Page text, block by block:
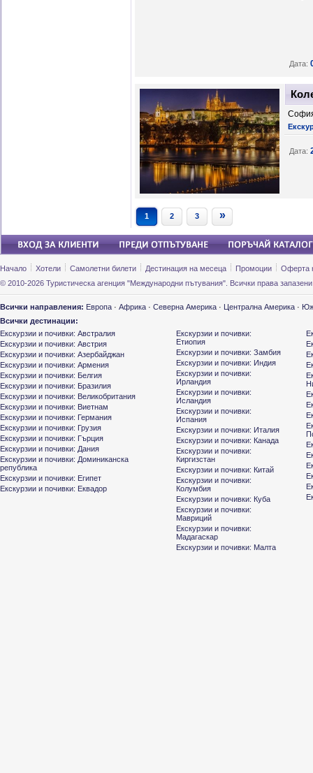
Дата:
Дата:
1 2 3 »
Начало Хотели Самолетни билети Дестинация на месеца Промоции
Оферта
© 2010-2026 Туристическа агенция "Международни пътувания". Всички права
Всички направления: Европа · Африка · Северна Америка · Централна Америка ·
Всички дестинации:
Екскурзии и почивки: Австралия
Екскурзии и почивки: Австрия
Екскурзии и почивки: Азербайджан
Екскурзии и почивки: Армения
Екскурзии и почивки: Белгия
Екскурзии и почивки: Бразилия
Екскурзии и почивки: Великобритания
Екскурзии и почивки: Виетнам
Екскурзии и почивки: Германия
Екскурзии и почивки: Грузия
Екскурзии и почивки: Гърция
Екскурзии и почивки: Дания
Екскурзии и почивки: Доминиканска
република
Екскурзии и почивки: Египет
Екскурзии и почивки: Еквадор
Екскурзии и почивки:
Етиопия
Екскурзии и почивки: Замбия
Екскурзии и почивки: Индия
Екскурзии и почивки:
Ирландия
Екскурзии и почивки:
Исландия
Екскурзии и почивки:
Испания
Екскурзии и почивки: Италия
Екскурзии и почивки: Канада
Екскурзии и почивки:
Киргизстан
Екскурзии и почивки: Китай
Екскурзии и почивки:
Колумбия
Екскурзии и почивки: Куба
Екскурзии и почивки:
Мавриций
Екскурзии и почивки:
Мадагаскар
Екскурзии и почивки: Малта